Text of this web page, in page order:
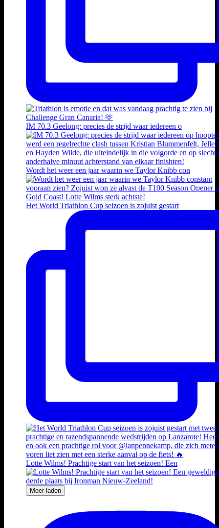
IM 70.3 Geelong: precies de strijd waar iedereen o
Wordt het weer een jaar waarin we Taylor Knibb con
Het World Triathlon Cup seizoen is zojuist gestart
Lotte Wilms! Prachtige start van het seizoen! Een
Meer laden